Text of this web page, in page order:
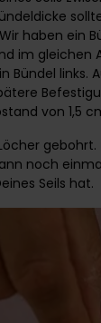
haben ein
im gleichen
Bündel links.
von 1,5
noch
Seils hat.